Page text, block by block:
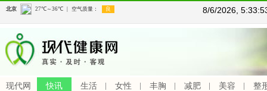
8/6/2026,
现代网 快讯 生活 女性 丰胸 减肥 美容
整